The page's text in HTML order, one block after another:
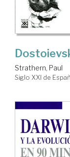
Strathern, Paul
Siglo XXI de